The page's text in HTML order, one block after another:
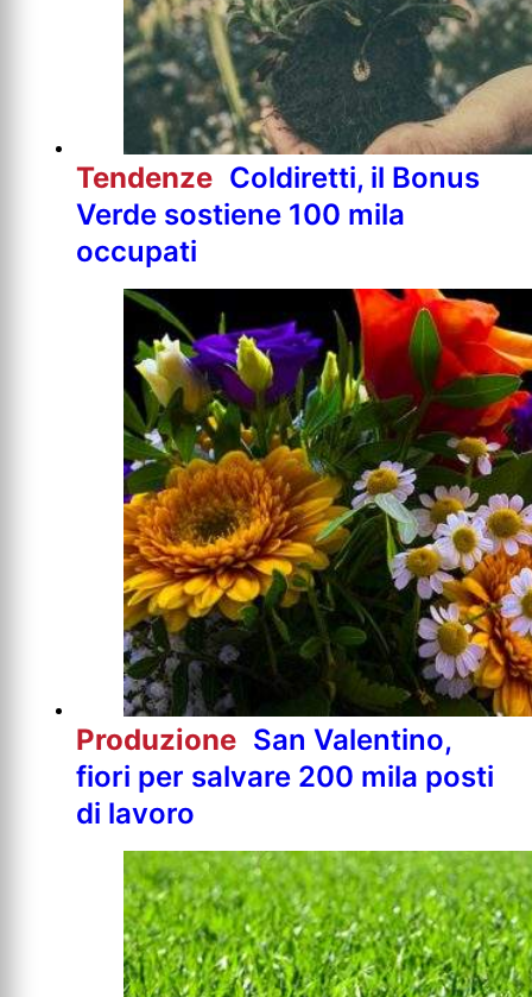
Tendenze Coldiretti, il Bonus
Verde sostiene 100 mila
occupati
Produzione San Valentino,
fiori per salvare 200 mila posti
di lavoro